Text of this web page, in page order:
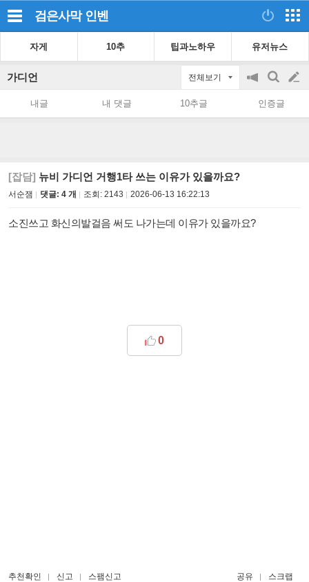
검은사막 인벤
자게 10추 팁과노하우 유저뉴스
가디언 전체보기
공
on/off
검
색
글
쓰
내글 내 댓글 10추글 인증글
[잡담] 뉴비 가디언 거행1타 쓰는 이유가 있을까요?
서순잼 댓글: 4 개 조회: 2143 2026-06-13 16:22:13
소진쓰고 화신의발걸음 써도 나가는데 이유가 있을까요?
0
추천확인 신고 스팸신고 공유 스크랩